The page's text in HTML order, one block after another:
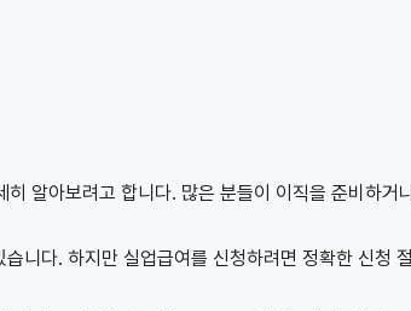
알아보려고 합니다. 많은 분들이 이직을 준비하거
니다. 하지만 실업급여를 신청하려면 정확한 신청